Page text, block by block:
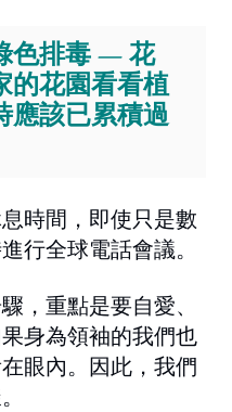
色排毒 — 花
的花園看看植
應該已累積過
時間，即使只是數
行全球電話會議。
，重點是要自愛、
身為領袖的我們也
眼內。因此，我們